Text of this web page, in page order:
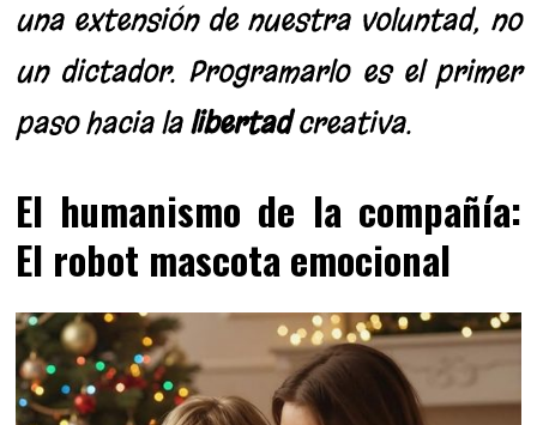
una extensión de nuestra voluntad, no
un dictador. Programarlo es el primer
paso hacia lalibertadcreativa.
El humanismo de la compañía:
El robot mascota emocional